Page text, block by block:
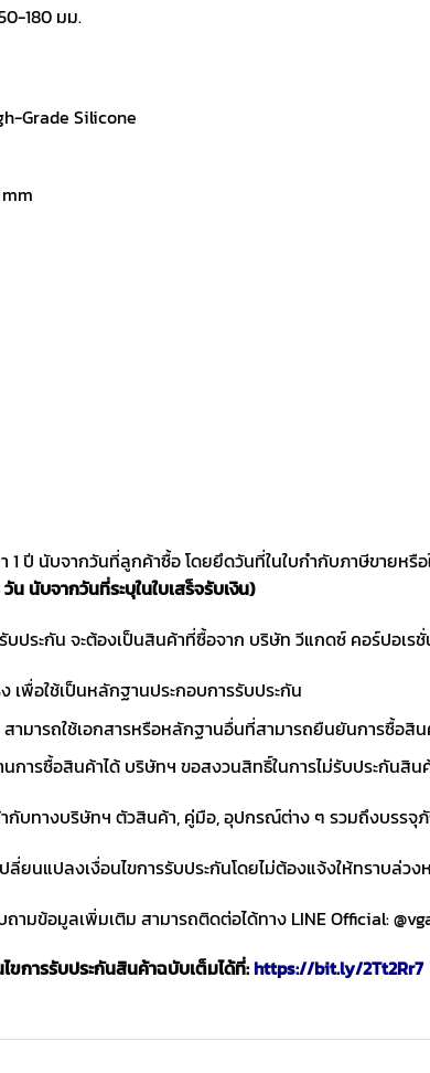
180 มม.
Grade Silicone
1 ปี นับจากวันที่ลูกค้าซื้อ โดยยึดวันที่ในใบกำกับภาษีขายหรือ
น นับจากวันที่ระบุในใบเสร็จรับเงิน)
บประกัน จะต้องเป็นสินค้าที่ซื้อจาก บริษัท วีแกดซ์ คอร์ปอเร
เพื่อใช้เป็นหลักฐานประกอบการรับประกัน
มารถใช้เอกสารหรือหลักฐานอื่นที่สามารถยืนยันการซื้อสิ
การซื้อสินค้าได้ บริษัทฯ ขอสงวนสิทธิ์ในการไม่รับประกันสิน
กับทางบริษัทฯ ตัวสินค้า, คู่มือ, อุปกรณ์ต่าง ๆ รวมถึงบร
ยนแปลงเงื่อนไขการรับประกันโดยไม่ต้องแจ้งให้ทราบล่วง
มข้อมูลเพิ่มเติม สามารถติดต่อได้ทาง LINE Official:
ขการรับประกันสินค้าฉบับเต็มได้ที่:https://bit.ly/2Tt2Rr7